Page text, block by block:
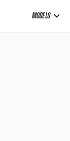
MODELO